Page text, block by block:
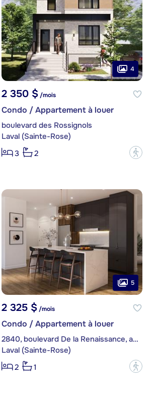
4
2 350 $/mois
Condo / Appartement à louer
boulevard des Rossignols
Laval (Sainte-Rose)
3
2 ?
5
2 325 $/mois
Condo / Appartement à louer
2840, boulevard De la Renaissance, app. 208
Laval (Sainte-Rose)
2
1 ?